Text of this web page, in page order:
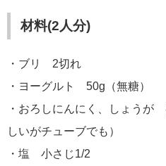
材料(2人分)
・ブリ 2切れ
・ヨーグルト 50g（無糖）
・おろしにんにく、しょう
しいがチューブでも）
・塩 小さじ1/2